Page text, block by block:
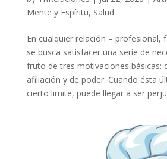
Mente y Espíritu, Salud
En cualquier relación – profesional,
se busca satisfacer una serie de
fruto de tres motivaciones básicas:
afiliación y de poder. Cuando ésta
cierto limite, puede llegar a ser